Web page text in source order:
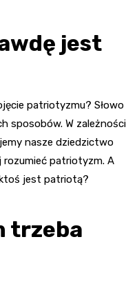
jest
patriotyzmu? Słowo
sposobów. W zależności
nasze dziedzictwo
rozumieć patriotyzm. A
jest patriotą?
trzeba